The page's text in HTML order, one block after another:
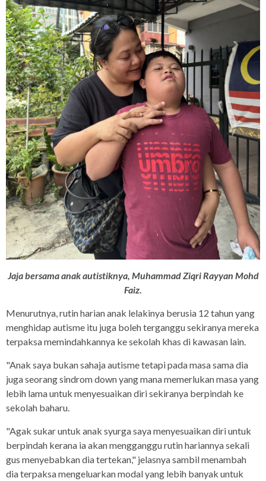
Jaja bersama anak autistiknya, Muhammad Ziqri Rayyan Mohd
Faiz.
Menurutnya, rutin harian anak lelakinya berusia 12 tahun yang
menghidap autisme itu juga boleh terganggu sekiranya mereka
terpaksa memindahkannya ke sekolah khas di kawasan lain.
"Anak saya bukan sahaja autisme tetapi pada masa sama dia
juga seorang sindrom down yang mana memerlukan masa yang
lebih lama untuk menyesuaikan diri sekiranya berpindah ke
sekolah baharu.
"Agak sukar untuk anak syurga saya menyesuaikan diri untuk
berpindah kerana ia akan mengganggu rutin hariannya sekali
gus menyebabkan dia tertekan," jelasnya sambil menambah
dia terpaksa mengeluarkan modal yang lebih banyak untuk